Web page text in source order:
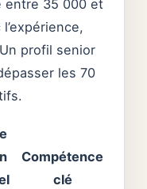
entre 35 000 et
profil senior
les 70
Compétence
clé